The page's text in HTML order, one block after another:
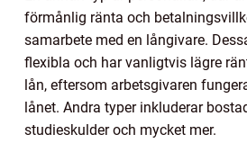
förmånlig ränta och
samarbete med en långivare.
flexibla och har vanligtvis lägre
lån, eftersom arbetsgivaren
lånet. Andra typer inkluderar
studieskulder och mycket mer.